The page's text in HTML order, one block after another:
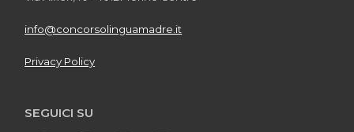
info@concorsolinguamadre.it
Privacy Policy
SEGUICI SU